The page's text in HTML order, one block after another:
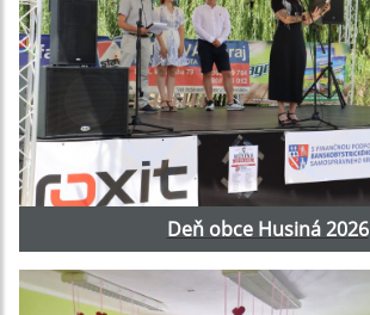
Deň obce Husiná 2026